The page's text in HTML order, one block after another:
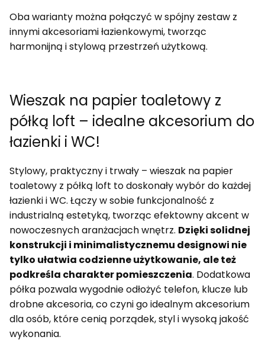
Oba warianty można połączyć w spójny zestaw z
innymi akcesoriami łazienkowymi, tworząc
harmonijną i stylową przestrzeń użytkową.
Wieszak na papier toaletowy z
półką loft – idealne akcesorium do
łazienki i WC!
Stylowy, praktyczny i trwały – wieszak na papier
toaletowy z półką loft to doskonały wybór do każdej
łazienki i WC. Łączy w sobie funkcjonalność z
industrialną estetyką, tworząc efektowny akcent w
nowoczesnych aranżacjach wnętrz. Dzięki solidnej
konstrukcji i minimalistycznemu designowi nie
tylko ułatwia codzienne użytkowanie, ale też
podkreśla charakter pomieszczenia. Dodatkowa
półka pozwala wygodnie odłożyć telefon, klucze lub
drobne akcesoria, co czyni go idealnym akcesorium
dla osób, które cenią porządek, styl i wysoką jakość
wykonania.